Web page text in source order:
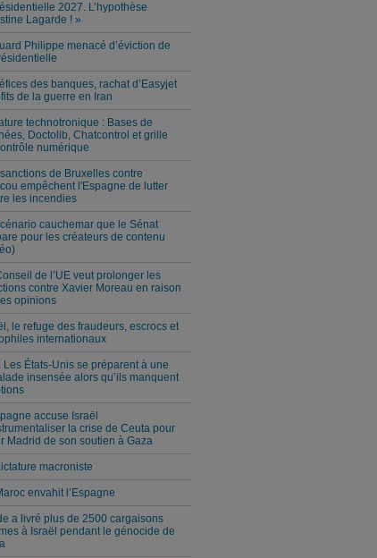
2027. L’hypothèse
Lagarde ! »
Philippe menacé d’éviction de
des banques, rachat d’Easyjet
de la guerre en Iran
technotronique : Bases de
Doctolib, Chatcontrol et grille
numérique
de Bruxelles contre
empêchent l'Espagne de lutter
les incendies
cauchemar que le Sénat
pour les créateurs de contenu
de l’UE veut prolonger les
contre Xavier Moreau en raison
opinions
le refuge des fraudeurs, escrocs et
internationaux
Les États-Unis se préparent à une
insensée alors qu’ils manquent
accuse Israël
la crise de Ceuta pour
Madrid de son soutien à Gaza
macroniste
envahit l’Espagne
a livré plus de 2500 cargaisons
à Israël pendant le génocide de